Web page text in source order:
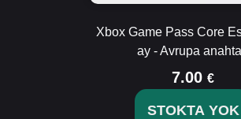
Xbox Game Pass Core
ay - Avrupa
7.00 €
STOKTA YOK